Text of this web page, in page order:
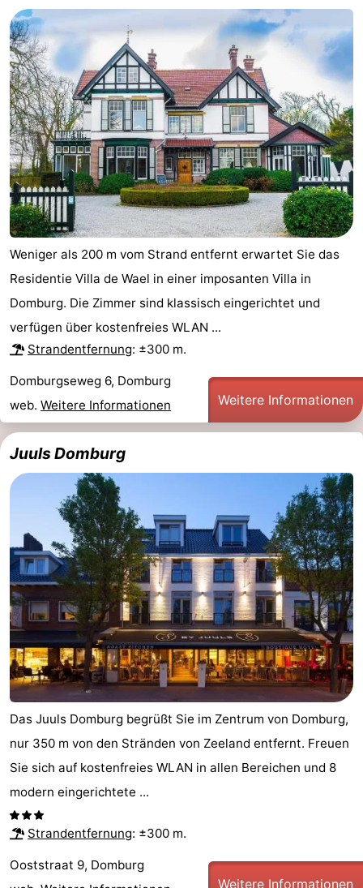
Weniger als 200 m vom Strand entfernt erwartet Sie das
Residentie Villa de Wael in einer imposanten Villa in
Domburg. Die Zimmer sind klassisch eingerichtet und
verfügen über kostenfreies WLAN ...
Strandentfernung: ±300 m.
Domburgseweg 6, Domburg
web. Weitere Informationen Weitere Informationen
Juuls Domburg
Das Juuls Domburg begrüßt Sie im Zentrum von Domburg,
nur 350 m von den Stränden von Zeeland entfernt. Freuen
Sie sich auf kostenfreies WLAN in allen Bereichen und 8
modern eingerichtete ...
Strandentfernung: ±300 m.
Ooststraat 9, Domburg
Weitere Informationen